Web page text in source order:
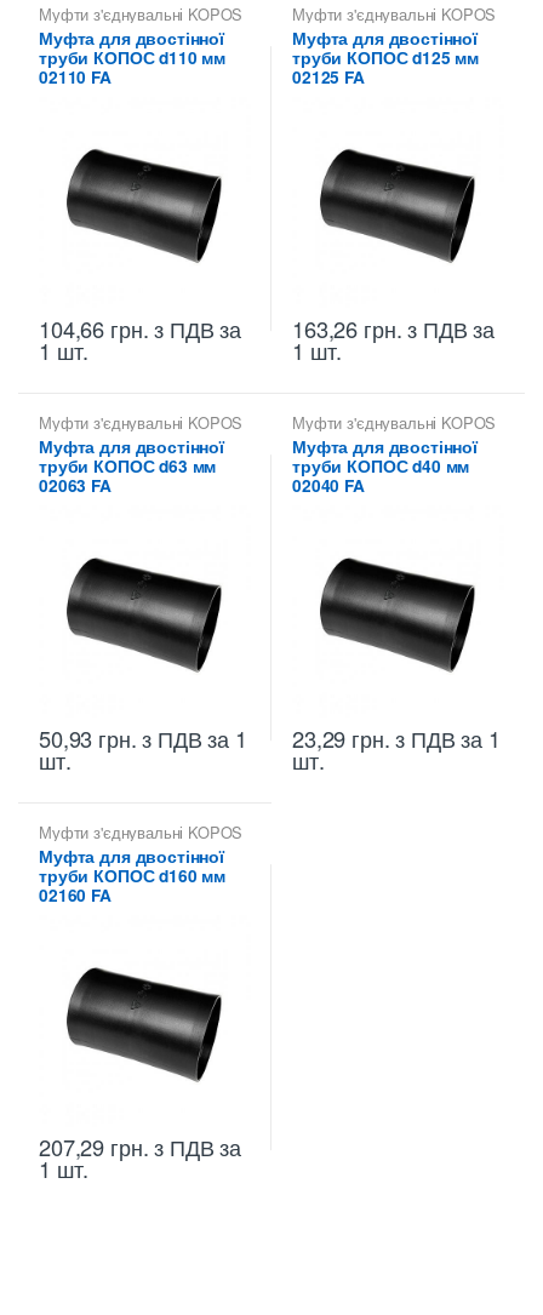
Муфти з'єднувальні KOPOS
Муфта для двостінної
труби КОПОС d110 мм
02110 FA
104,66 грн.з ПДВ за
1 шт.
Муфти з'єднувальні KOPOS
Муфта для двостінної
труби КОПОС d125 мм
02125 FA
163,26 грн.з ПДВ за
1 шт.
Муфти з'єднувальні KOPOS
Муфта для двостінної
труби КОПОС d63 мм
02063 FA
50,93 грн.з ПДВ за 1
шт.
Муфти з'єднувальні KOPOS
Муфта для двостінної
труби КОПОС d40 мм
02040 FA
23,29 грн.з ПДВ за 1
шт.
Муфти з'єднувальні KOPOS
Муфта для двостінної
труби КОПОС d160 мм
02160 FA
207,29 грн.з ПДВ за
1 шт.